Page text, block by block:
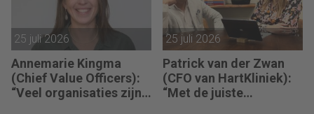
25 juli 2026
Annemarie Kingma
(Chief Value Officers):
“Veel organisaties zijn
25 juli 2026
Patrick van der Zwan
(CFO van HartKliniek):
“Met de juiste